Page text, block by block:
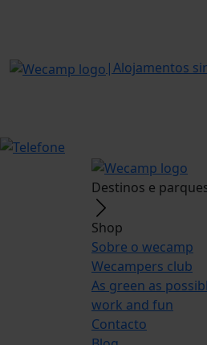
|Alojamentos
Destinos e
Shop
Sobre o wecamp
Wecampers club
As green as
work and fun
Contacto